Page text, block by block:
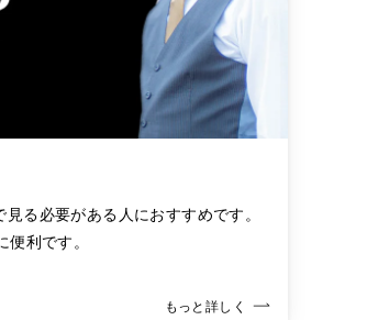
る必要がある人におすすめです。
利です。
もっと詳しく